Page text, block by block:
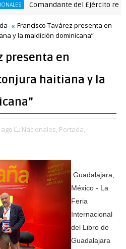
Comandante del Ejército
de avenida Los
Francisco Tavárez presenta en
y la maldición dominicana”
presenta en
haitiana y la
Nacionales, Portada,
Guadalajara,
México - La
Feria
Internacional
del Libro de
Guadalajara